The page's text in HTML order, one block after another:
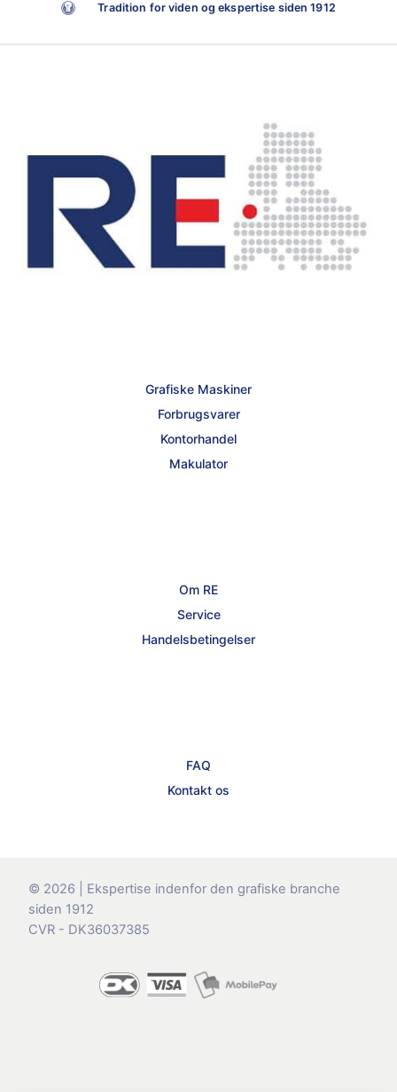
Tradition for viden og ekspertise siden 1912
Grafiske Maskiner
Forbrugsvarer
Kontorhandel
Makulator
Om RE
Service
Handelsbetingelser
FAQ
Kontakt os
© 2026 | Ekspertise indenfor den grafiske branche
siden 1912
CVR - DK36037385